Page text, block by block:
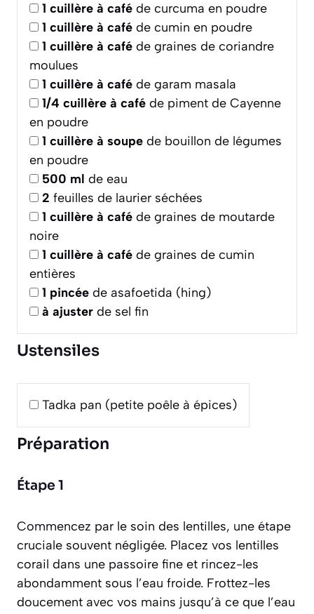
1 cuillère à café de curcuma en poudre
1 cuillère à café de cumin en poudre
1 cuillère à café de graines de coriandre
moulues
1 cuillère à café de garam masala
1/4 cuillère à café de piment de Cayenne
en poudre
1 cuillère à soupe de bouillon de légumes
en poudre
500 ml de eau
2 feuilles de laurier séchées
1 cuillère à café de graines de moutarde
noire
1 cuillère à café de graines de cumin
entières
1 pincée de asafoetida (hing)
à ajuster de sel fin
Ustensiles
Tadka pan (petite poêle à épices)
Préparation
Étape 1
Commencez par le soin des lentilles, une étape
cruciale souvent négligée. Placez vos lentilles
corail dans une passoire fine et rincez-les
abondamment sous l’eau froide. Frottez-les
doucement avec vos mains jusqu’à ce que l’eau